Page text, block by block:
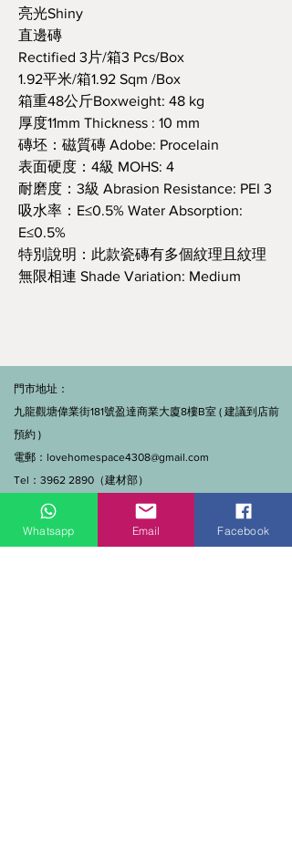
亮光Shiny
直邊磚
Rectified 3片/箱3 Pcs/Box
1.92平米/箱1.92 Sqm /Box
箱重48公斤Boxweight: 48 kg
厚度11mm Thickness : 10 mm
磚坯：磁質磚 Adobe: Procelain
表面硬度：4級 MOHS: 4
耐磨度：3級 Abrasion Resistance: PEI 3
吸水率：E≤0.5% Water Absorption:
E≤0.5%
特別說明：此款瓷磚有多個紋理且紋理
無限相連 Shade Variation: Medium
門市地址：
九龍觀塘偉業街181號盈達商業大廈8樓B室 ( 建議到店前
預約 )
電郵： lovehomespace4308@gmail.com
Tel：3962 2890（建材部）
WhatsApp：9144 7280（建材部）
門市營業時間：早上11點到7點(星期一門市休息)
線上及電話查詢：9:00-18:00（假日照常）。
Whatsapp Email Facebook